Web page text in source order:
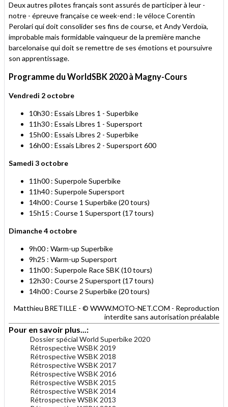
Deux autres pilotes français sont assurés de participer à leur -
notre - épreuve française ce week-end : le véloce Corentin
Perolari qui doit consolider ses fins de course, et Andy Verdoïa,
improbable mais formidable vainqueur de la première manche
barcelonaise qui doit se remettre de ses émotions et poursuivre
son apprentissage.
Programme du WorldSBK 2020 à Magny-Cours
Vendredi 2 octobre
10h30 : Essais Libres 1 - Superbike
11h30 : Essais Libres 1 - Supersport
15h00 : Essais Libres 2 - Superbike
16h00 : Essais Libres 2 - Supersport 600
Samedi 3 octobre
11h00 : Superpole Superbike
11h40 : Superpole Supersport
14h00 : Course 1 Superbike (20 tours)
15h15 : Course 1 Supersport (17 tours)
Dimanche 4 octobre
9h00 : Warm-up Superbike
9h25 : Warm-up Supersport
11h00 : Superpole Race SBK (10 tours)
12h30 : Course 2 Supersport (17 tours)
14h00 : Course 2 Superbike (20 tours)
Matthieu BRETILLE - © WWW.MOTO-NET.COM - Reproduction
interdite sans autorisation préalable
Pour en savoir plus...:
Dossier spécial World Superbike 2020
Rétrospective WSBK 2019
Rétrospective WSBK 2018
Rétrospective WSBK 2017
Rétrospective WSBK 2016
Rétrospective WSBK 2015
Rétrospective WSBK 2014
Rétrospective WSBK 2013